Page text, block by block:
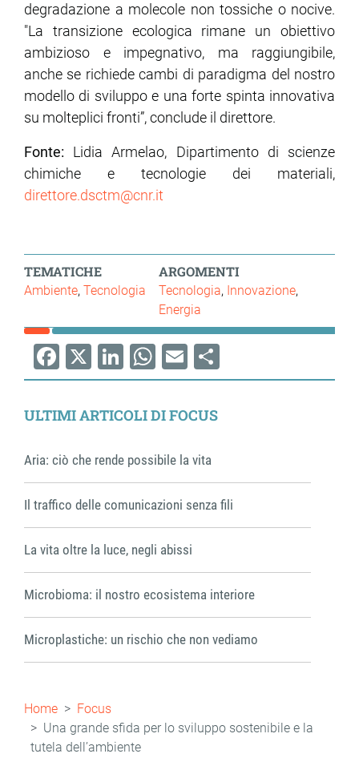
degradazione a molecole non tossiche o nocive.
"La transizione ecologica rimane un obiettivo
ambizioso e impegnativo, ma raggiungibile,
anche se richiede cambi di paradigma del nostro
modello di sviluppo e una forte spinta innovativa
su molteplici fronti”, conclude il direttore.
Fonte: Lidia Armelao, Dipartimento di scienze
chimiche e tecnologie dei materiali,
direttore.dsctm@cnr.it
TEMATICHE
Ambiente Tecnologia
ARGOMENTI
Tecnologia Innovazione
Energia
Facebook
X LinkedIn
WhatsApp
EmailShare
ULTIMI ARTICOLI DI FOCUS
Aria: ciò che rende possibile la vita
Il traffico delle comunicazioni senza fili
La vita oltre la luce, negli abissi
Microbioma: il nostro ecosistema interiore
Microplastiche: un rischio che non vediamo
Briciole
di
Home
Focus
Una grande sfida per lo sviluppo sostenibile e la
tutela dell’ambiente